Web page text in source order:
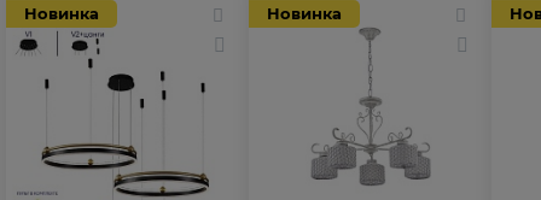
Новинка Новинка